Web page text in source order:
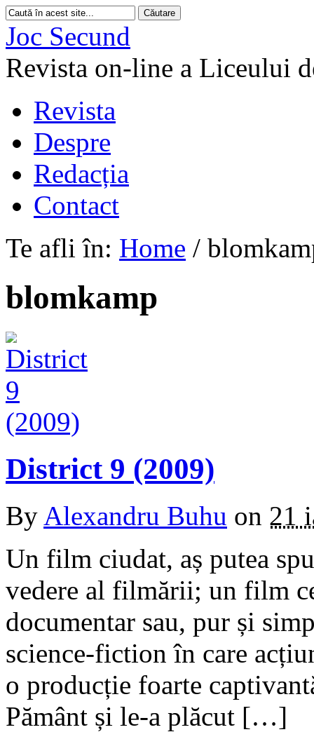
Joc Secund
Revista on-line a Liceului
Revista
Despre
Redacția
Contact
Te afli în: Home /
blomkamp
District 9 (2009)
By Alexandru Buhu on 21
Un film ciudat, aș putea
vedere al filmării; un film
documentar sau, pur și
science-fiction în care
o producție foarte
Pământ și le-a plăcut […]